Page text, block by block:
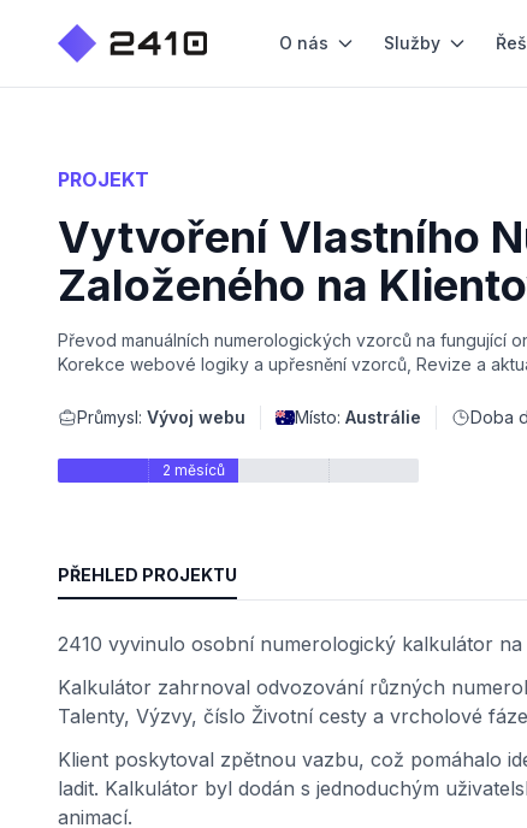
O nás Služby
PROJEKT
Vytvoření Vlastního
Založeného na
Převod manuálních numerologických vzorců na fungující
Korekce webové logiky a upřesnění vzorců, Revize a
Průmysl: Vývoj webu Místo: Austrálie Doba
2 měsíců
PŘEHLED PROJEKTU
2410 vyvinulo osobní numerologický kalkulátor
Kalkulátor zahrnoval odvozování různých
Talenty, Výzvy, číslo Životní cesty a vrcholové
Klient poskytoval zpětnou vazbu, což pomáhalo
ladit. Kalkulátor byl dodán s jednoduchým
animací.